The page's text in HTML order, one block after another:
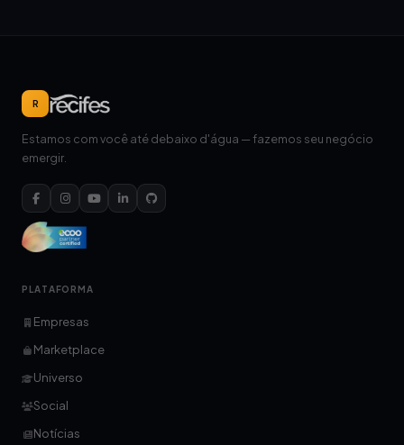
R
Estamos com você até debaixo d'água — fazemos seu negócio
emergir.
PLATAFORMA
Empresas
Marketplace
Universo
Social
Notícias